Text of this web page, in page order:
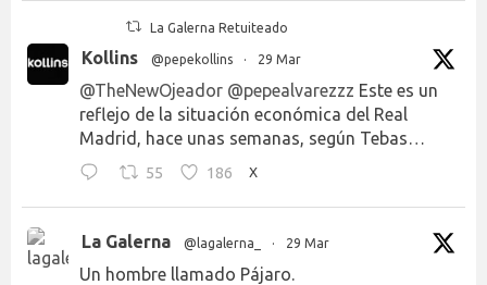
La Galerna Retuiteado
Kollins @pepekollins · 29 Mar
@TheNewOjeador @pepealvarezzz Este es un
reflejo de la situación económica del Real
Madrid, hace unas semanas, según Tebas…
55 186 X
La Galerna @lagalerna_ · 29 Mar
Un hombre llamado Pájaro.